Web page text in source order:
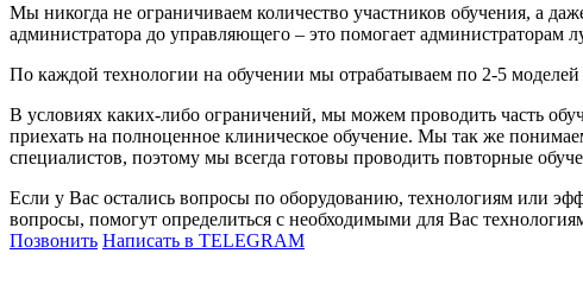
Мы никогда не ограничиваем количество участников обучения, а
администратора до управляющего – это помогает администраторам
По каждой технологии на обучении мы отрабатываем по 2-5
В условиях каких-либо ограничений, мы можем проводить часть
приехать на полноценное клиническое обучение. Мы так же
специалистов, поэтому мы всегда готовы проводить повторные
Если у Вас остались вопросы по оборудованию, технологиям или
вопросы, помогут определиться с необходимыми для Вас
Позвонить Написать в TELEGRAM